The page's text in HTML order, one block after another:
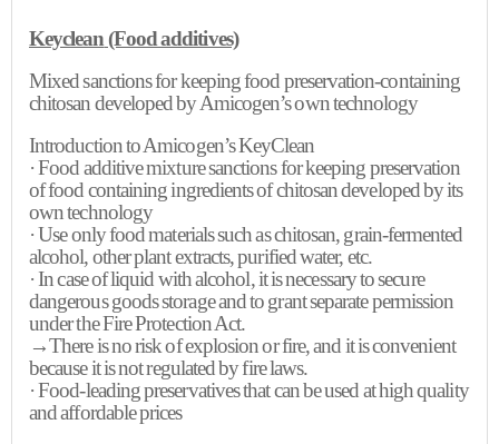
Keyclean(Food additives)
Mixed sanctions for keeping food preservation-containing
chitosan developed byAmicogen’sown technology
Introduction toAmicogen’sKeyClean
· Food additive mixture sanctions for keeping preservation
of food containing ingredients of chitosan developed by its
own technology
· Use only food materials such as chitosan, grain-fermented
alcohol, other plant extracts, purified water, etc.
· In case of liquid with alcohol, it is necessary to secure
dangerous goods storage and to grant separate permission
under the Fire Protection Act.
→There is no risk of explosion or fire, and it is convenient
because it is not regulated by fire laws.
· Food-leading preservatives that can be used at high quality
and affordable prices